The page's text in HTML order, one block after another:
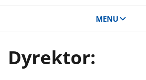
MENU
Dyrektor: